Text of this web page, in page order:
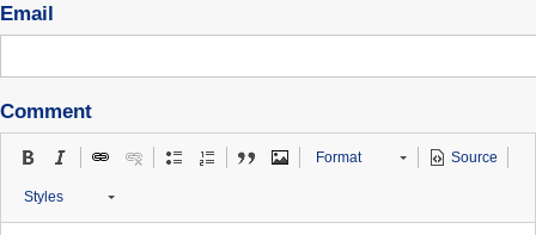
Email
Comment
Format Source
Styles